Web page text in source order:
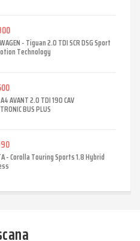
- Tiguan 2.0 TDI SCR DSG Sport
Technology
AVANT 2.0 TDI 190 CAV
BUS PLUS
- Corolla Touring Sports 1.8 Hybrid